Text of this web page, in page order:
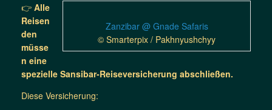
Zanzibar @ Gnade Safaris
© Smarterpix / Pakhnyushchyy
👉 Alle
Reisen
den
müsse
n eine
spezielle Sansibar-Reiseversicherung abschließen.
Diese Versicherung: